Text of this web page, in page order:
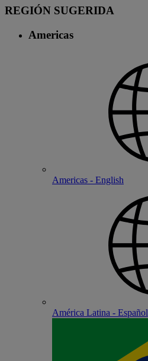
REGIÓN SUGERIDA
Americas
Americas - English
América Latina - Español